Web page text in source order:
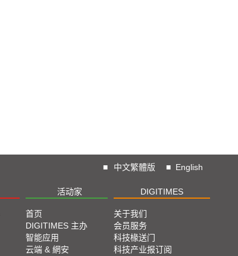
■ 中文繁體版 ■ English
活动家 DIGITIMES
首页
DIGITIMES 主办
智能应用
云端 & 網安
关于我们
会员服务
科技椽送门
科技产业报订阅